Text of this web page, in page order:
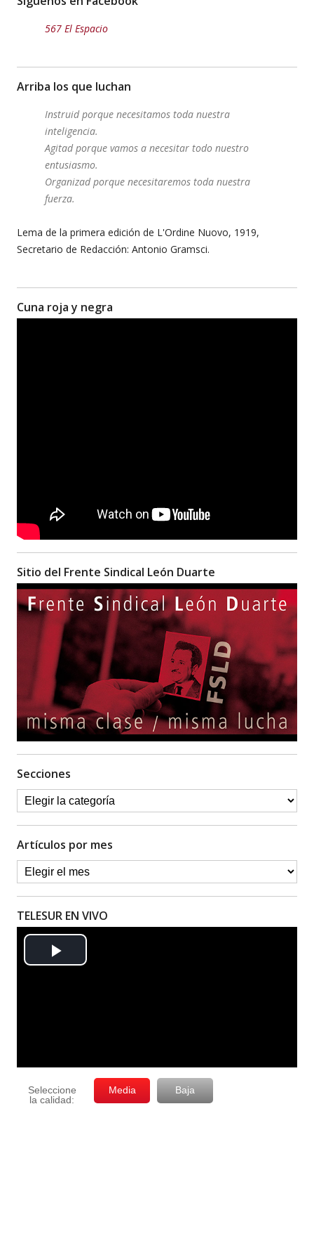
567 El Espacio
Arriba los que luchan
Instruid porque necesitamos toda nuestra
inteligencia.
Agitad porque vamos a necesitar todo nuestro
entusiasmo.
Organizad porque necesitaremos toda nuestra
fuerza.
Lema de la primera edición de L'Ordine Nuovo, 1919,
Secretario de Redacción: Antonio Gramsci.
Cuna roja y negra
Sitio del Frente Sindical León Duarte
Secciones
Artículos por mes
TELESUR EN VIVO